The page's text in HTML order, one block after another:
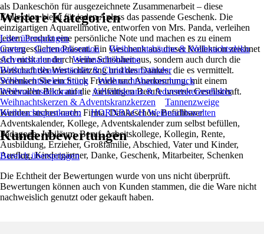
als Dankeschön für ausgezeichnete Zusammenarbeit – diese
Kollektion bietet für jeden Anlass das passende Geschenk. Die
einzigartigen Aquarellmotive, entworfen von Mrs. Panda, verleihen
jedem Produkt eine persönliche Note und machen es zu einem
unvergesslichen Präsent. Ein Geschenk aus dieser Kollektion zeichnet
sich nicht nur durch seine Schönheit aus, sondern auch durch die
Botschaft der Wertschätzung und des Dankes, die es vermittelt.
Schenken Sie ein Stück Freude und Anerkennung, mit einem
liebevollen Blick auf die vielfältigen Berufe unserer Gesellschaft.
Kunden suchen nach: Firma, Dankeschön, Befüllbarer
Adventskalender, Kollege, Adventskalender zum selbst befüllen,
Pädagoge, Jubiläum, Beruf, Arbeitskollege, Kollegin, Rente,
Ausbildung, Erzieher, Großfamilie, Abschied, Vater und Kinder,
Ausflug, Kindergärtner, Danke, Geschenk, Mitarbeiter, Schenken
Weitere Kategorien
Liste überspringen
Garten
Gartendekoration
Weihnachtsbäume & Weihnachtsdeko
Adventskalender
Weihnachtsbäume
Weihnachtsbaumständer & Christbaumständer
Weihnachtsbeleuchtung
Weihnachtsbaumschmuck
Weihnachtsdekoration
Adventskranz & Adventskerzenhalter
Weihnachtskerzen & Adventskranzkerzen
Tannenzweige
Weihnachtspostkarten
HORNBACH Weihnachtswelten
Kundenbewertungen
Bereich überspringen
Die Echtheit der Bewertungen wurde von uns nicht überprüft.
Bewertungen können auch von Kunden stammen, die die Ware nicht
nachweislich genutzt oder gekauft haben.